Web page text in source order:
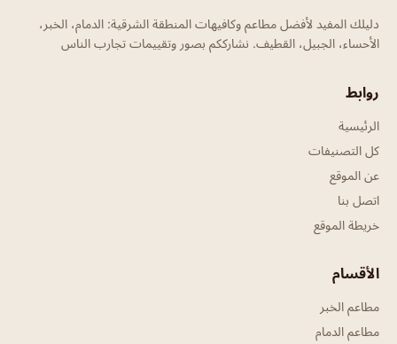
دليلك المفيد لأفضل مطاعم وكافيهات المنطقة الشرقية: الدمام، الخبر،
الأحساء، الجبيل، القطيف. نشارككم بصور وتقييمات تجارب الناس
روابط
الرئيسية
كل التصنيفات
عن الموقع
اتصل بنا
خريطة الموقع
الأقسام
مطاعم الخبر
مطاعم الدمام